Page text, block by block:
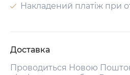
Накладений платіж при
Доставка
Проводиться Новою